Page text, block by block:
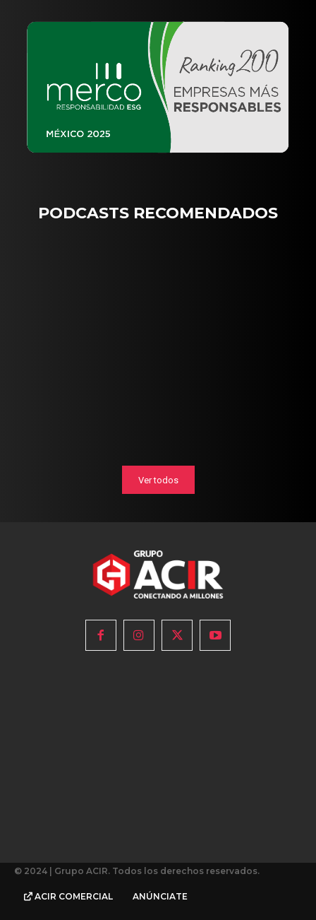
PODCASTS RECOMENDADOS
Ver todos
© 2024 | Grupo ACIR. Todos los derechos reservados.
ACIR COMERCIAL ANÚNCIATE